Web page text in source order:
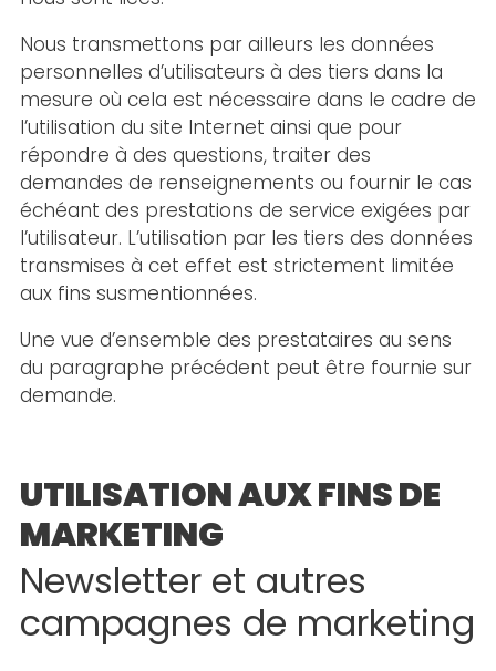
Nous transmettons par ailleurs les données
personnelles d’utilisateurs à des tiers dans la
mesure où cela est nécessaire dans le cadre de
l’utilisation du site Internet ainsi que pour
répondre à des questions, traiter des
demandes de renseignements ou fournir le cas
échéant des prestations de service exigées par
l’utilisateur. L’utilisation par les tiers des données
transmises à cet effet est strictement limitée
aux fins susmentionnées.
Une vue d’ensemble des prestataires au sens
du paragraphe précédent peut être fournie sur
demande.
UTILISATION AUX FINS DE
MARKETING
Newsletter et autres
campagnes de marketing